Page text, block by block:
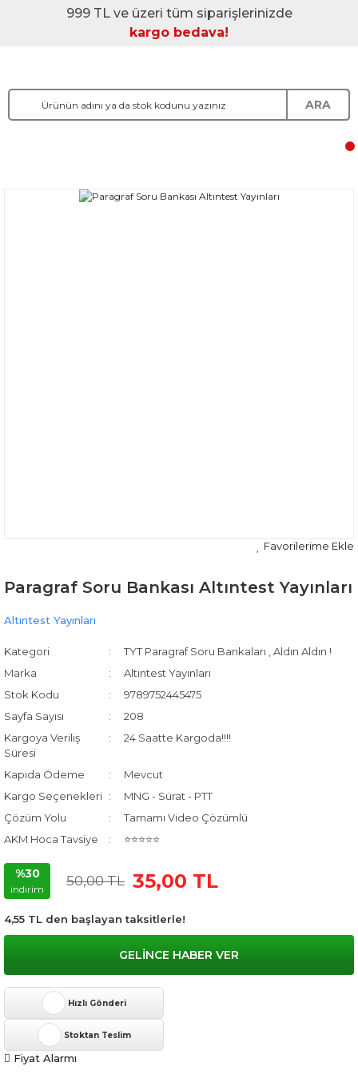
999 TL ve üzeri tüm siparişlerinizde
kargo bedava!
ARA
Paragraf Soru Bankası Altıntest Yayınları
Altıntest Yayınları
Kategori TYT Paragraf Soru Bankaları ,Aldın Aldın !
Marka
Altıntest Yayınları
Stok Kodu
9789752445475
Sayfa Sayısı
208
Kargoya Veriliş
Süresi
24 Saatte Kargoda!!!!
Kapıda Ödeme
Mevcut
Kargo Seçenekleri
MNG - Sürat - PTT
Çözüm Yolu
Tamamı Video Çözümlü
AKM Hoca Tavsiye
⭐⭐⭐⭐⭐
%30
indirim
50,00 TL 35,00 TL
4,55 TL den başlayan taksitlerle!
GELİNCE HABER VER
Hızlı Gönderi
Stoktan Teslim
Fiyat Alarmı